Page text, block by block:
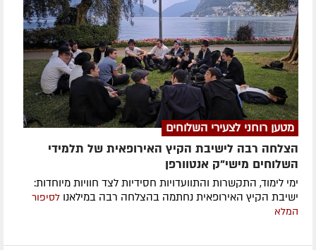
מטען רוחני לצעירי השלוחים
הצלחה רבה לישיבת הקיץ האירופאית של תלמידי
השלוחים מישי"ק אנטוורפן
ימי לימוד, התקשרות והתוועדויות חסידיות לצד חוויות מיוחדות:
ישיבת הקיץ האירופאית נחתמה בהצלחה רבה במילאנו לסיפור
המלא